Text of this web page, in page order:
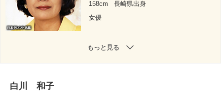
158cm
長崎県出身
女優
もっと見る
白川 和子